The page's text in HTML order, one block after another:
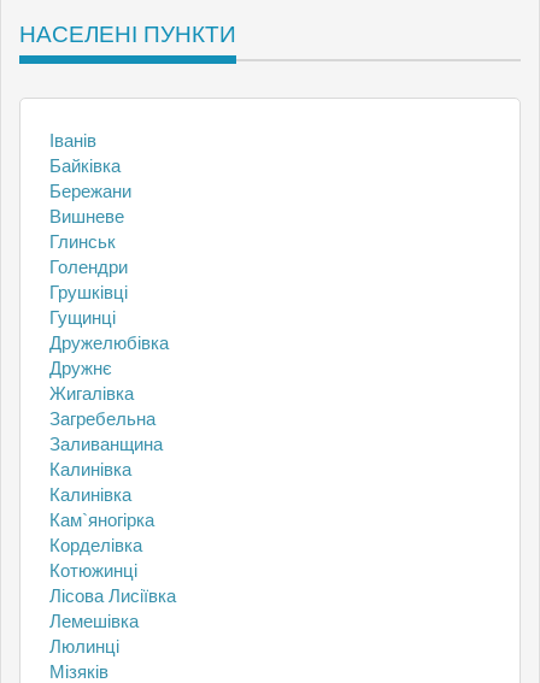
НАСЕЛЕНІ ПУНКТИ
Іванів
Байківка
Бережани
Вишневе
Глинськ
Голендри
Грушківці
Гущинці
Дружелюбівка
Дружнє
Жигалівка
Загребельна
Заливанщина
Калинівка
Калинівка
Кам`яногірка
Корделівка
Котюжинці
Лісова Лисіївка
Лемешівка
Люлинці
Мізяків